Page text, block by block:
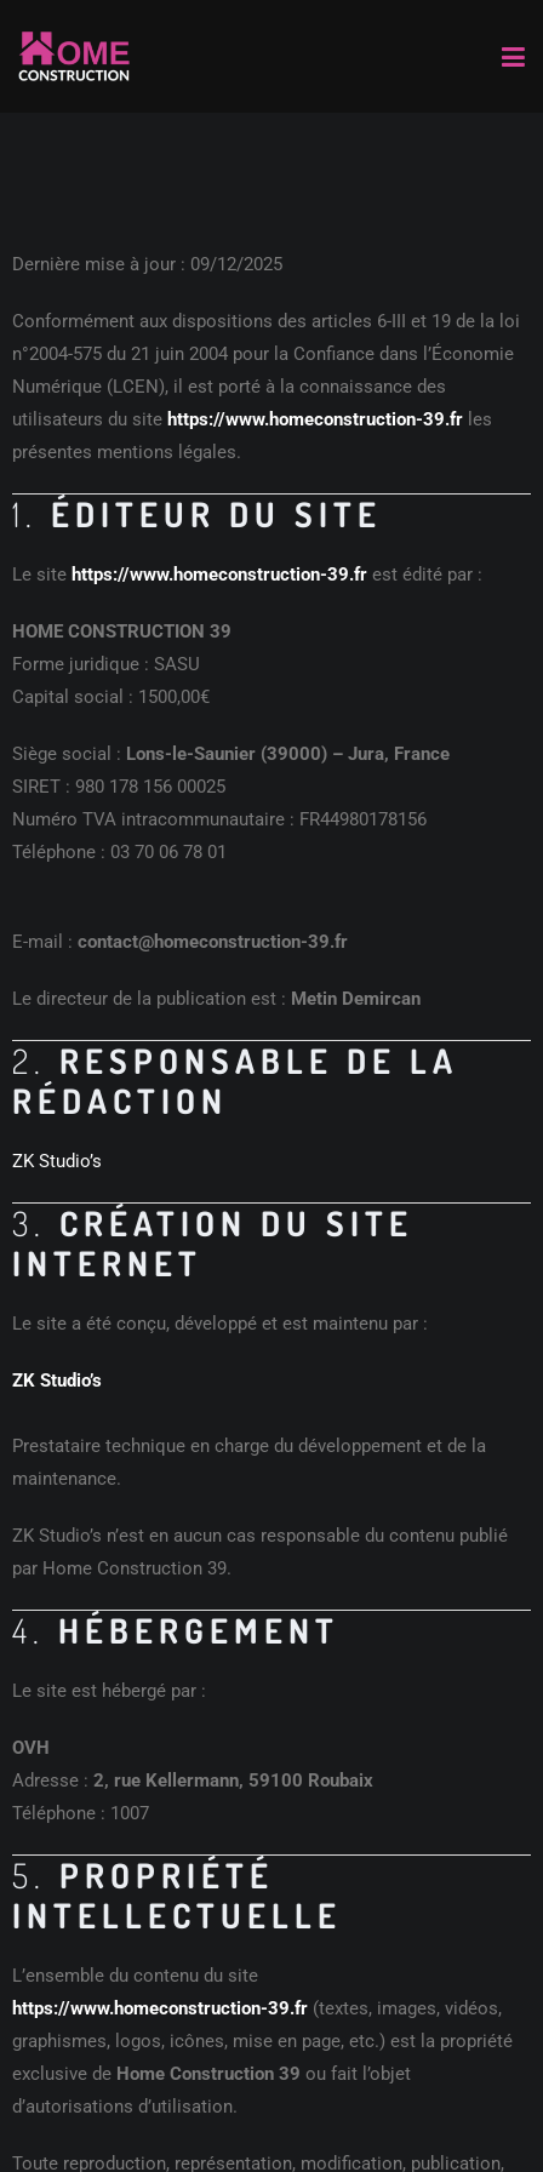
Dernière mise à jour : 09/12/2025
Conformément aux dispositions des articles 6-III et 19 de la loi
n°2004-575 du 21 juin 2004 pour la Confiance dans l’Économie
Numérique (LCEN), il est porté à la connaissance des
utilisateurs du site https://www.homeconstruction-39.fr les
présentes mentions légales.
1. ÉDITEUR DU SITE
Le site https://www.homeconstruction-39.fr est édité par :
HOME CONSTRUCTION 39
Forme juridique : SASU
Capital social : 1500,00€
Siège social : Lons-le-Saunier (39000) – Jura, France
SIRET : 980 178 156 00025
Numéro TVA intracommunautaire : FR44980178156
Téléphone : 03 70 06 78 01
E-mail : contact@homeconstruction-39.fr
Le directeur de la publication est : Metin Demircan
2. RESPONSABLE DE LA
RÉDACTION
ZK Studio’s
3. CRÉATION DU SITE
INTERNET
Le site a été conçu, développé et est maintenu par :
ZK Studio’s
Prestataire technique en charge du développement et de la
maintenance.
ZK Studio’s n’est en aucun cas responsable du contenu publié
par Home Construction 39.
4. HÉBERGEMENT
Le site est hébergé par :
OVH
Adresse : 2, rue Kellermann, 59100 Roubaix
Téléphone : 1007
5. PROPRIÉTÉ
INTELLECTUELLE
L’ensemble du contenu du site
https://www.homeconstruction-39.fr (textes, images, vidéos,
graphismes, logos, icônes, mise en page, etc.) est la propriété
exclusive de Home Construction 39 ou fait l’objet
d’autorisations d’utilisation.
Toute reproduction, représentation, modification, publication,